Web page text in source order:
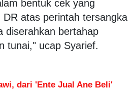
bentuk cek yang
atas perintah tersangka
diserahkan bertahap
tunai," ucap Syarief.
dari 'Ente Jual Ane Beli'